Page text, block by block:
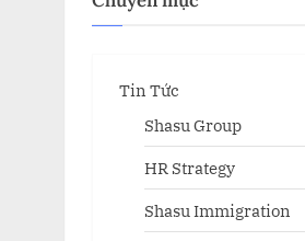
Tin Tức
Shasu Group
HR Strategy
Shasu Immigration